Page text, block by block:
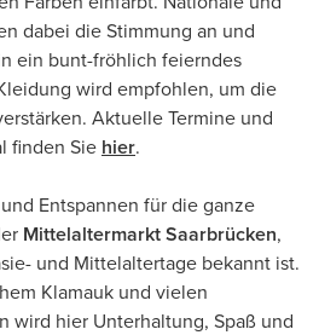
dabei die Stimmung an und
ein bunt-fröhlich feierndes
wird empfohlen, um die
Aktuelle Termine und
finden Sie hier.
Entspannen für die ganze
Mittelaltermarkt Saarbrücken,
und Mittelaltertage bekannt ist.
Klamauk und vielen
wird hier Unterhaltung, Spaß und